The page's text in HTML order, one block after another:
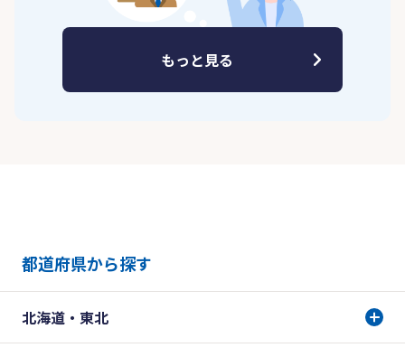
もっと見る
都道府県から探す
北海道・東北